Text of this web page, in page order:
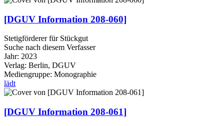
[DGUV Information 208-060]
Stetigförderer für Stückgut
Suche nach diesem Verfasser
Jahr: 2023
Verlag: Berlin, DGUV
Mediengruppe: Monographie
lädt
[DGUV Information 208-061]